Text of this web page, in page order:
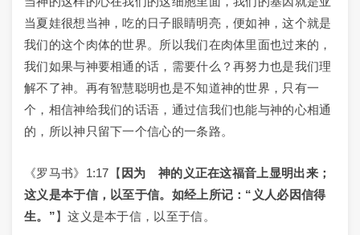
当夏娃很想当神，吃的日子眼睛明亮，便如神，这个就是
我们的这个肉体的世界。所以我们在肉体里面也过来的，
我们如果与神要相通的话，需要什么？再努力也是我们理
解不了神。再有智慧聪明也是不知道神的世界，只有一
个，相信神给我们的话语，通过信我们也能与神的心相通
的，所以神只留下一个信心的一条路。
《罗马书》1:17【 因为 神的义正在这福音上显明出来；
这义是本于信，以至于信。如经上所记：“义人必因信得
生。”】这义是本于信，以至于信。